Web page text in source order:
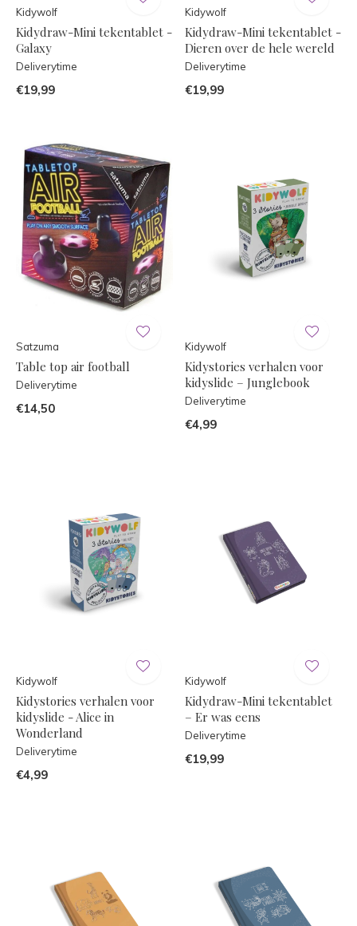
Kidywolf
Kidydraw-Mini tekentablet -
Galaxy
Deliverytime
€19,99
Kidywolf
Kidydraw-Mini tekentablet -
Dieren over de hele wereld
Deliverytime
€19,99
Satzuma
Table top air football
Deliverytime
€14,50
Kidywolf
Kidystories verhalen voor
kidyslide – Junglebook
Deliverytime
€4,99
Kidywolf
Kidystories verhalen voor
kidyslide - Alice in
Wonderland
Deliverytime
€4,99
Kidywolf
Kidydraw-Mini tekentablet
– Er was eens
Deliverytime
€19,99